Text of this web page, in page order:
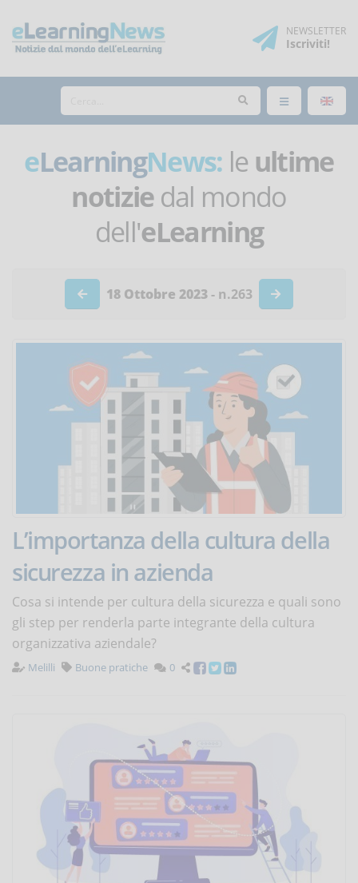
NEWSLETTER
Iscriviti!
eLearningNews: le ultime
notiziedal mondo
dell'eLearning
18 Ottobre 2023- n.263
L’importanza della cultura della
sicurezza in azienda
Cosa si intende per cultura della sicurezza e quali sono
gli step per renderla parte integrante della cultura
organizzativa aziendale?
Melilli Buone pratiche 0